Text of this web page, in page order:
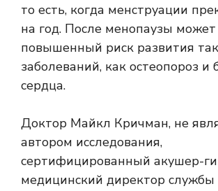
то есть, когда менструации
на год. После менопаузы может
повышенный риск развития
заболеваний, как остеопороз и
сердца.
Доктор Майкл Кричман, не
автором исследования,
сертифицированный акушер-
медицинский директор службы